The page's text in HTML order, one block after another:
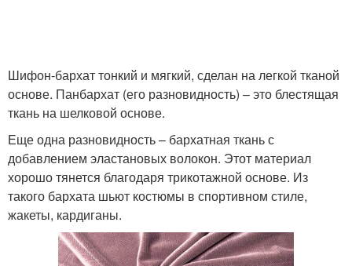
Шифон-бархат тонкий и мягкий, сделан на легкой тканой
основе. Панбархат (его разновидность) – это блестящая
ткань на шелковой основе.
Еще одна разновидность – бархатная ткань с
добавлением эластановых волокон. Этот материал
хорошо тянется благодаря трикотажной основе. Из
такого бархата шьют костюмы в спортивном стиле,
жакеты, кардиганы.